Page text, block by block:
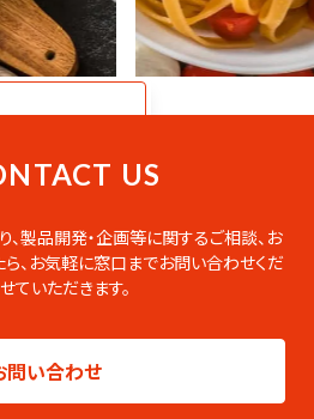
ログ
ージの印刷な
は専用ページ
US
製品開発・企画等に関するご相談、お
、 お気軽に窓口までお問い合わせくだ
ていただきます。
問い合わせ